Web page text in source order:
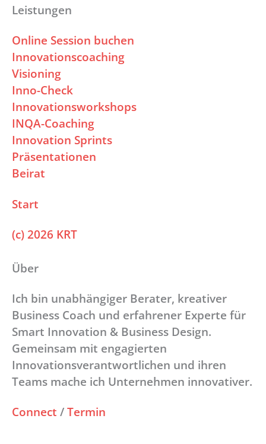
Leistungen
Online Session buchen
Innovationscoaching
Visioning
Inno-Check
Innovationsworkshops
INQA-Coaching
Innovation Sprints
Präsentationen
Beirat
Start
(c) 2026 KRT
Über
Ich bin unabhängiger Berater, kreativer
Business Coach und erfahrener Experte für
Smart Innovation & Business Design.
Gemeinsam mit engagierten
Innovationsverantwortlichen und ihren
Teams mache ich Unternehmen innovativer.
Connect / Termin